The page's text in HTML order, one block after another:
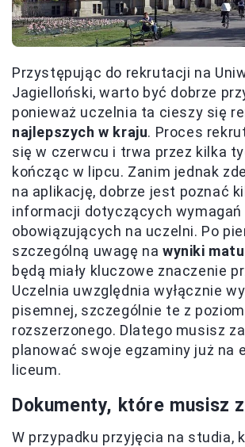
Przystępując do rekrutacji na
Jagielloński, warto być dobrze
ponieważ uczelnia ta cieszy się
najlepszych w kraju. Proces
się w czerwcu i trwa przez kilka
kończąc w lipcu. Zanim jednak
na aplikację, dobrze jest poznać
informacji dotyczących wymagań
obowiązujących na uczelni. Po
szczególną uwagę nawyniki
będą miały kluczowe znaczenie
Uczelnia uwzględnia wyłącznie
pisemnej, szczególnie te z
rozszerzonego. Dlatego musisz
planować swoje egzaminy już na
liceum.
Dokumenty, które musisz
W przypadku przyjęcia na studia,